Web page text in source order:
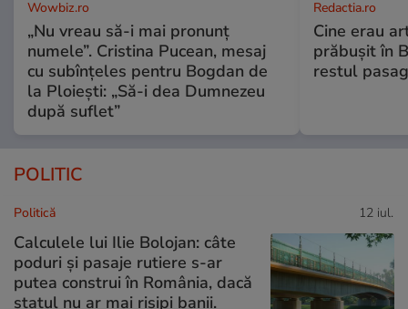
Wowbiz.ro
„Nu vreau să-i mai pronunț
numele”. Cristina Pucean, mesaj
cu subînțeles pentru Bogdan de
la Ploiești: „Să-i dea Dumnezeu
după suflet”
Redactia.ro
Cine erau
prăbușit în
restul
POLITIC
Politică 12 iul.
Calculele lui Ilie Bolojan: câte
poduri și pasaje rutiere s-ar
putea construi în România, dacă
statul nu ar mai risipi banii.